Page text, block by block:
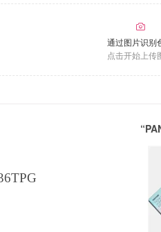
通过图片识别
点击开始上传